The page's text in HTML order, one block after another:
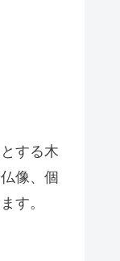
する木
像、個
す。